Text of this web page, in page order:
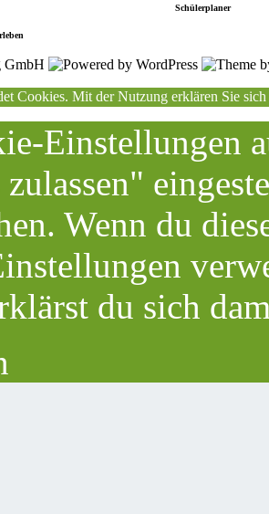
Schülerplaner
Cookies. Mit der Nutzung erklären Sie
Einstellungen
Wenn du
du sich